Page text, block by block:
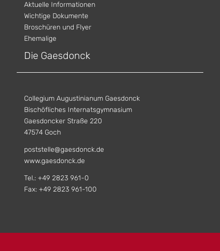
Aktuelle Informationen
Wichtige Dokumente
Broschüren und Flyer
Ehemalige
Die Gaesdonck
Collegium Augustinianum Gaesdonck
Bischöfliches Internatsgymnasium
Gaesdoncker Straße 220
47574 Goch
poststelle@gaesdonck.de
www.gaesdonck.de
Tel.: +49 2823 961-0
Fax: +49 2823 961-100